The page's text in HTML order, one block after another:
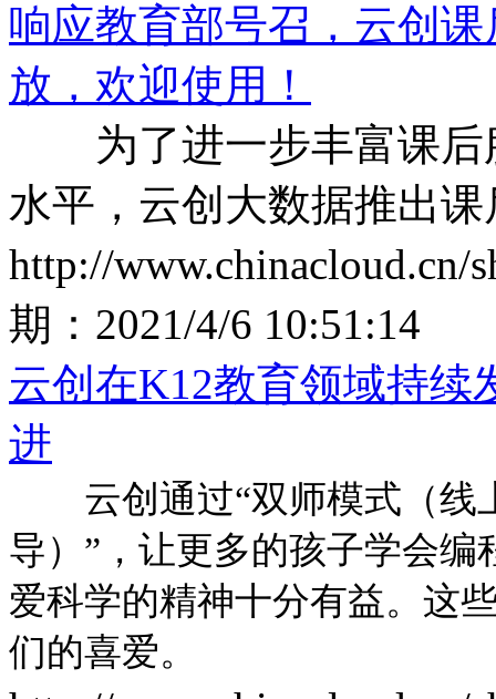
响应教育部号召，云创
放，欢迎使用！
为了进一步丰富课后
水平，云创大数据推出
http://www.chinacloud.cn/
期： 2021/4/6 10:51:14
云创在K12教育领域持续
进
云创通过“双师模式（线
导）”，让更多的孩子学会
爱科学的精神十分有益。这
们的喜爱。